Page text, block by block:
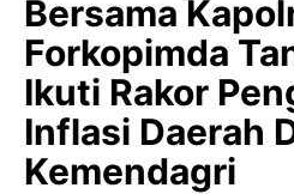
Bersama
Forkopimda
Ikuti Rakor
Inflasi Daerah
Kemendagri